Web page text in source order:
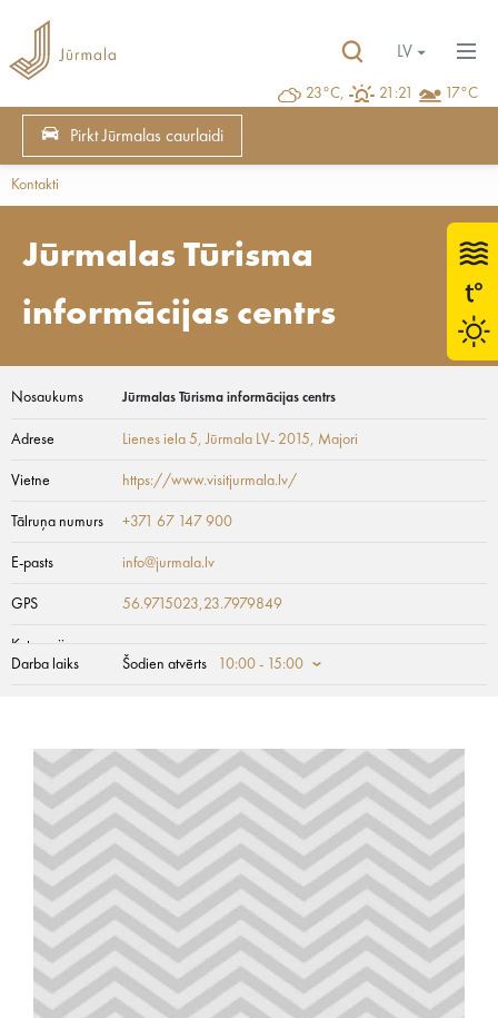
23°C, 21:21 17°C
LV
Pirkt Jūrmalas caurlaidi
Kontakti
Jūrmalas Tūrisma
informācijas centrs
Nosaukums Jūrmalas Tūrisma informācijas centrs
Adrese Lienes iela 5, Jūrmala LV- 2015, Majori
Vietne https://www.visitjurmala.lv/
Tālruņa numurs +371 67 147 900
E-pasts info@jurmala.lv
GPS 56.9715023,23.7979849
Kategorija
Darba laiks
Šodien atvērts 10:00 - 15:00